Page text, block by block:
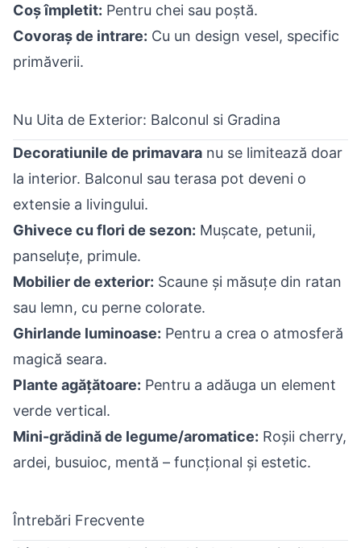
Coș împletit: Pentru chei sau poștă.
Covoraș de intrare: Cu un design vesel, specific
primăverii.
Nu Uita de Exterior: Balconul si Gradina
Decoratiunile de primavara nu se limitează doar
la interior. Balconul sau terasa pot deveni o
extensie a livingului.
Ghivece cu flori de sezon: Mușcate, petunii,
panseluțe, primule.
Mobilier de exterior: Scaune și măsuțe din ratan
sau lemn, cu perne colorate.
Ghirlande luminoase: Pentru a crea o atmosferă
magică seara.
Plante agățătoare: Pentru a adăuga un element
verde vertical.
Mini-grădină de legume/aromatice: Roșii cherry,
ardei, busuioc, mentă – funcțional și estetic.
Întrebări Frecvente